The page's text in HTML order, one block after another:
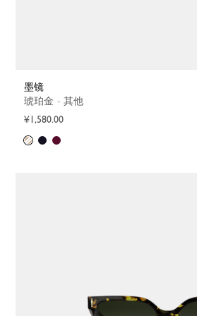
墨镜
琥珀金 - 其他
¥1,580.00